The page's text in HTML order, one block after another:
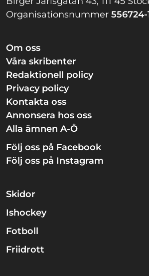
Organisationsnummer 556724-
Om oss
Våra skribenter
Redaktionell policy
Privacy policy
Kontakta oss
Annonsera hos oss
Alla ämnen A-Ö
Följ oss på Facebook
Följ oss på Instagram
Skidor
Ishockey
Fotboll
Friidrott